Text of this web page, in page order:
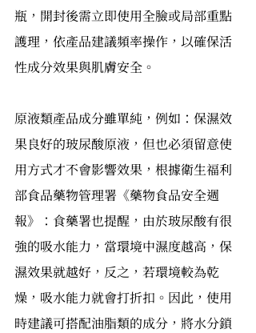
瓶，開封後需立即使用全臉或局部重點
護理，依產品建議頻率操作，以確保活
性成分效果與肌膚安全。
原液類產品成分雖單純，例如：保濕效
果良好的玻尿酸原液，但也必須留意使
用方式才不會影響效果，根據衛生福利
部食品藥物管理署《藥物食品安全週
報》：食藥署也提醒，由於玻尿酸有很
強的吸水能力，當環境中濕度越高，保
濕效果就越好，反之，若環境較為乾
燥，吸水能力就會打折扣。因此，使用
時建議可搭配油脂類的成分，將水分鎖